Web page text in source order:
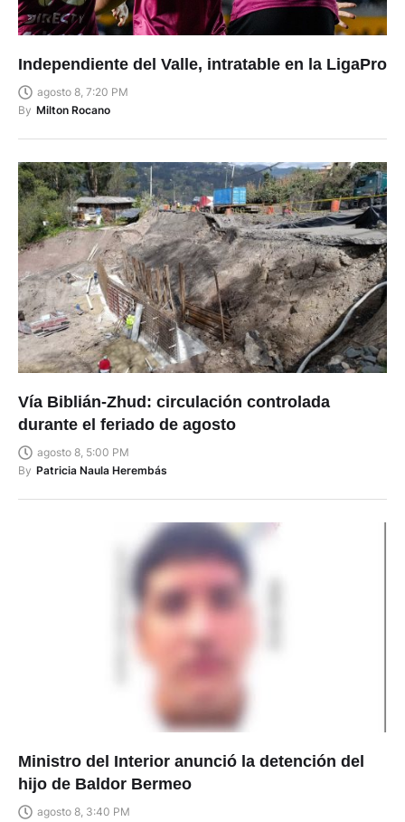
Independiente del Valle, intratable en la LigaPro
agosto 8, 7:20 PM
By Milton Rocano
Vía Biblián-Zhud: circulación controlada
durante el feriado de agosto
agosto 8, 5:00 PM
By Patricia Naula Herembás
Ministro del Interior anunció la detención del
hijo de Baldor Bermeo
agosto 8, 3:40 PM